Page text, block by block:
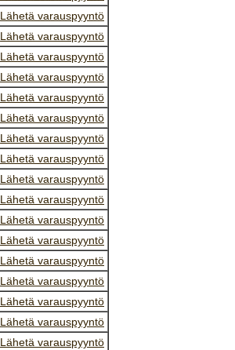
Lähetä varauspyyntö
Lähetä varauspyyntö
Lähetä varauspyyntö
Lähetä varauspyyntö
Lähetä varauspyyntö
Lähetä varauspyyntö
Lähetä varauspyyntö
Lähetä varauspyyntö
Lähetä varauspyyntö
Lähetä varauspyyntö
Lähetä varauspyyntö
Lähetä varauspyyntö
Lähetä varauspyyntö
Lähetä varauspyyntö
Lähetä varauspyyntö
Lähetä varauspyyntö
Lähetä varauspyyntö